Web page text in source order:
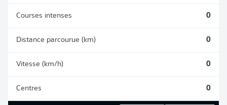
Courses intenses 0
Distance parcourue (km) 0
Vitesse (km/h) 0
Centres 0